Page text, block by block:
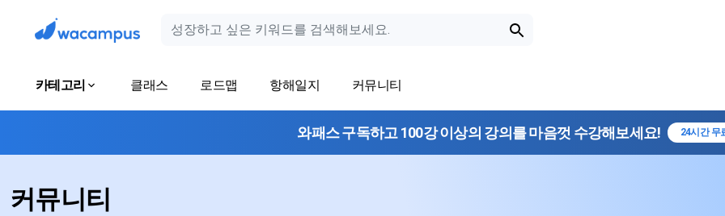
카테고리 클래스 로드맵 항해일지 커뮤니티
와패스 구독하고 100강 이상의 강의를 마음껏 수강해보세요! 24시간 무
커뮤니티